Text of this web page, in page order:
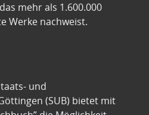
mehr als 1.600.000
Werke nachweist.
und
(SUB) bietet mit